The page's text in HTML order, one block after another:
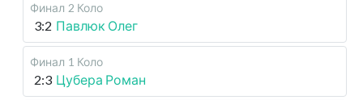
Финал 2 Коло
3:2 Павлюк Олег
Финал 1 Коло
2:3 Цубера Роман